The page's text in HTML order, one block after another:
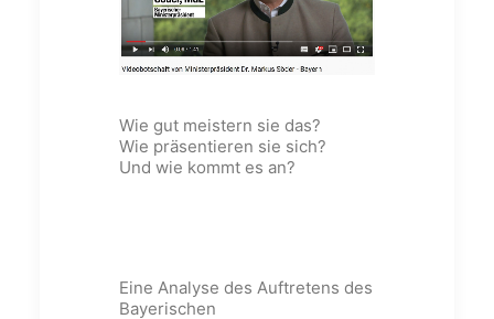
Wie gut meistern sie das?
Wie präsentieren sie sich?
Und wie kommt es an?
Eine Analyse des Auftretens des
Bayerischen